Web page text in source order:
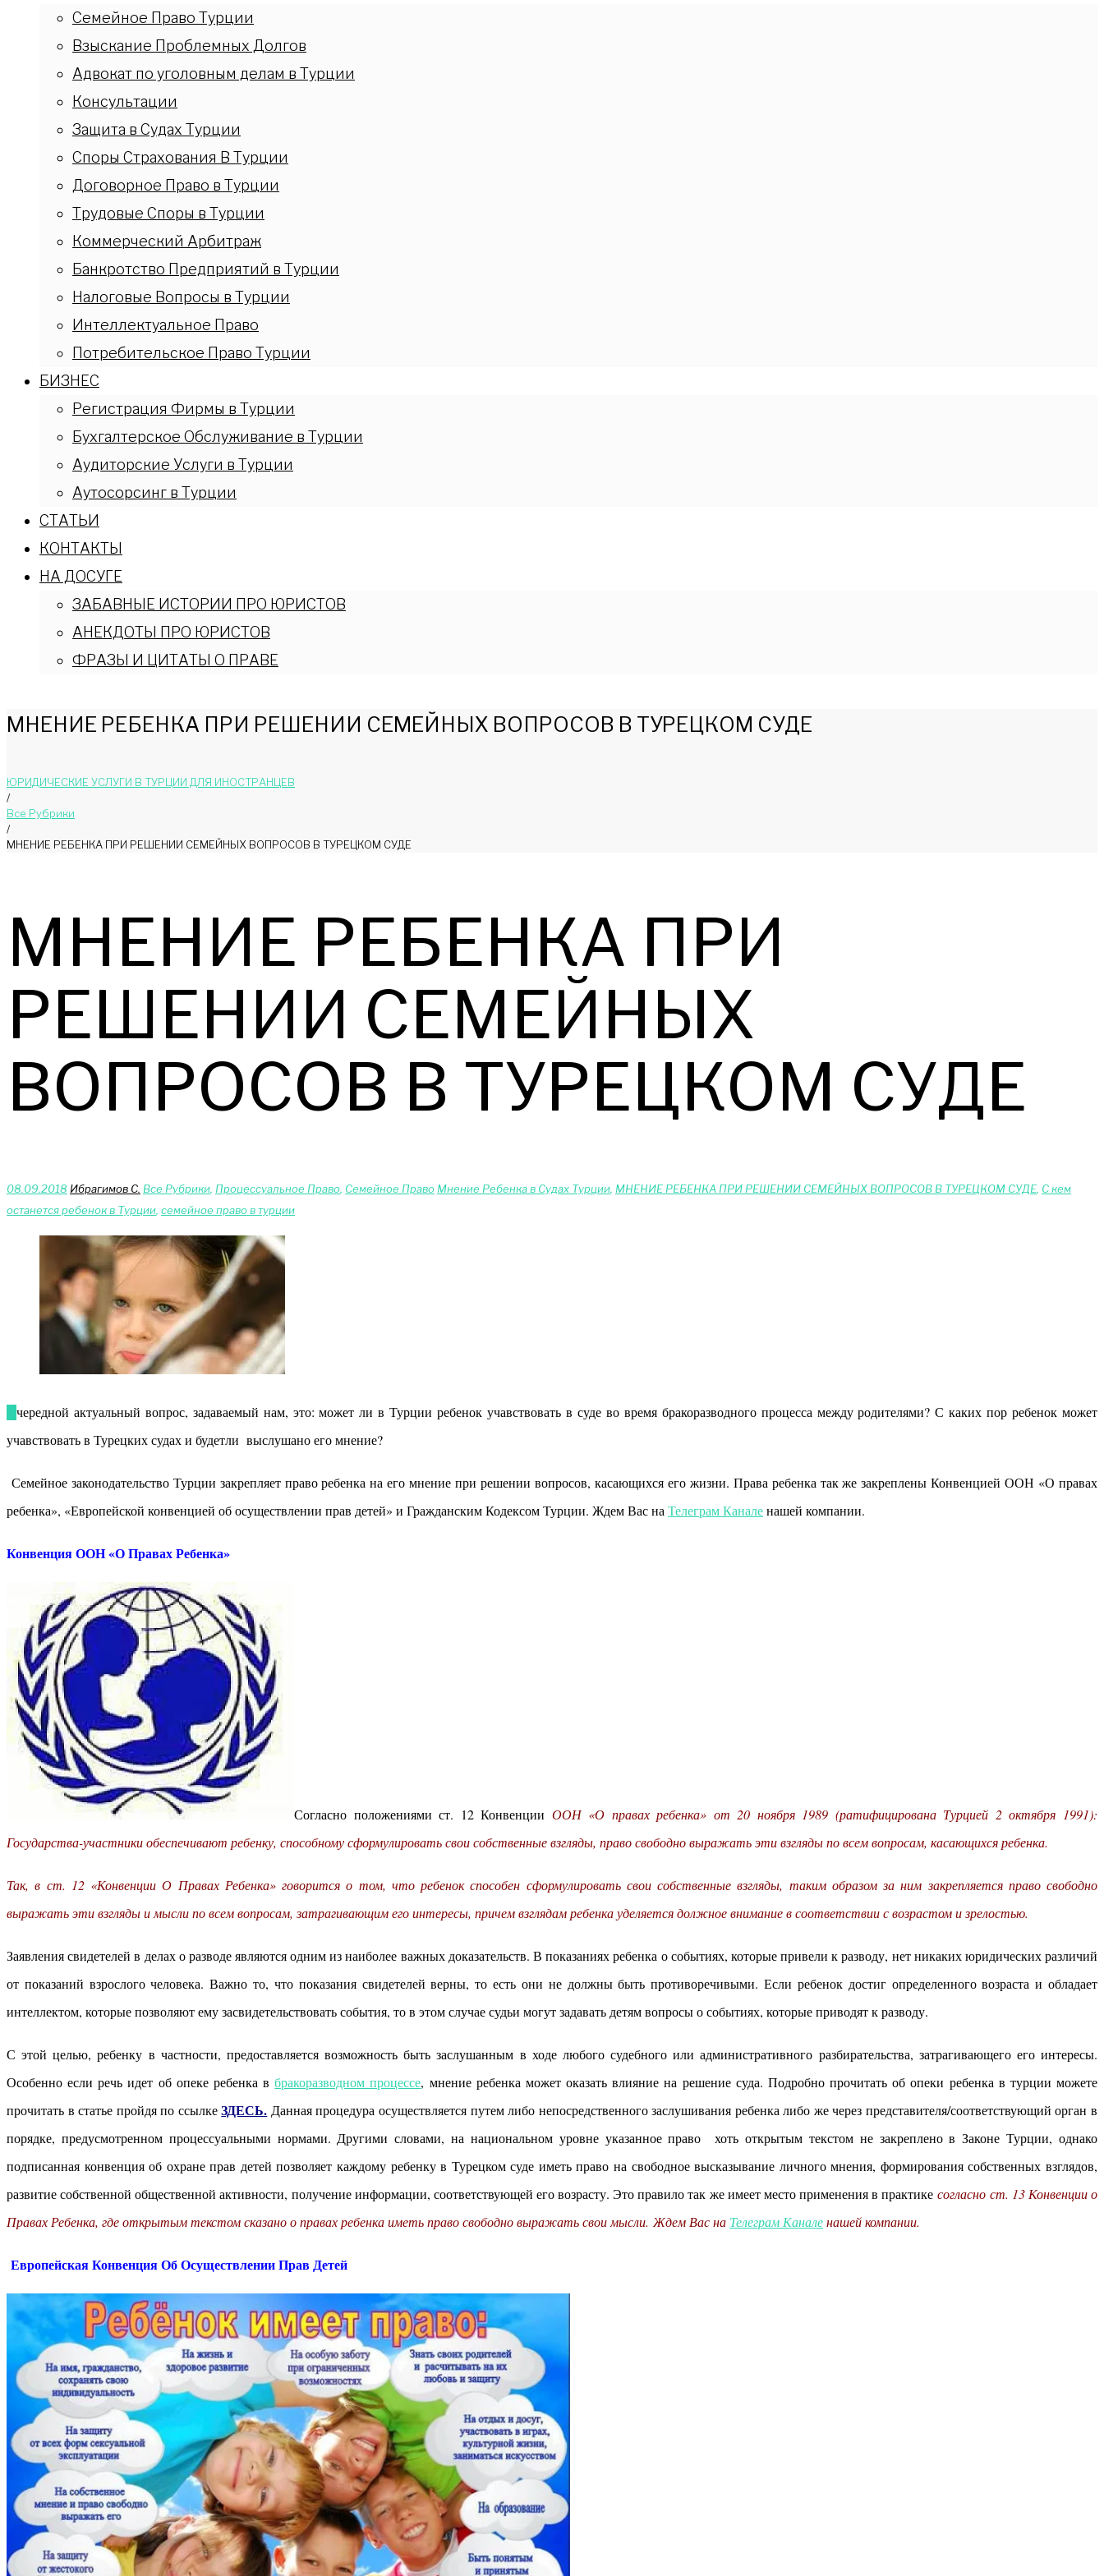
Семейное Право Турции
Взыскание Проблемных Долгов
Адвокат по уголовным делам в Турции
Консультации
Защита в Судах Турции
Споры Страхования В Турции
Договорное Право в Турции
Трудовые Споры в Турции
Коммерческий Арбитраж
Банкротство Предприятий в Турции
Налоговые Вопросы в Турции
Интеллектуальное Право
Потребительское Право Турции
БИЗНЕС
Регистрация Фирмы в Турции
Бухгалтерское Обслуживание в Турции
Аудиторские Услуги в Турции
Аутосорсинг в Турции
СТАТЬИ
КОНТАКТЫ
НА ДОСУГЕ
ЗАБАВНЫЕ ИСТОРИИ ПРО ЮРИСТОВ
АНЕКДОТЫ ПРО ЮРИСТОВ
ФРАЗЫ И ЦИТАТЫ О ПРАВЕ
МНЕНИЕ РЕБЕНКА ПРИ РЕШЕНИИ СЕМЕЙНЫХ ВОПРОСОВ В ТУРЕЦКОМ СУДЕ
ЮРИДИЧЕСКИЕ УСЛУГИ В ТУРЦИИ ДЛЯ ИНОСТРАНЦЕВ
/
Bce Pyбрики
/
МНЕНИЕ РЕБЕНКА ПРИ РЕШЕНИИ СЕМЕЙНЫХ ВОПРОСОВ В ТУРЕЦКОМ СУДЕ
МНЕНИЕ РЕБЕНКА ПРИ
РЕШЕНИИ СЕМЕЙНЫХ
ВОПРОСОВ В ТУРЕЦКОМ СУДЕ
08.09.2018 Ибрагимов С. Bce Pyбрики, Процессуальное Право, Сeмейное ПравоМнение Ребенка в Судах Турции, МНЕНИЕ РЕБЕНКА ПРИ РЕШЕНИИ СЕМЕЙНЫХ ВОПРОСОВ В ТУРЕЦКОМ СУДЕ, С кем
останется ребенок в Турции, семейное право в турции
учавствовать в Турецких судах и будетли выслушано его мнение?
Семейное законодательство Турции закрепляет право ребенка на его мнение при решении вопросов, касающихся его жизни. Права ребенка так же закреплены Конвенцией ООН «О правах
ребенка», «Европейской конвенцией об осуществлении прав детей» и Гражданским Кодексом Турции. Ждем Вас наТелеграм Каналенашей компании.
Конвенция ООН «О Правах Ребенка»
Согласно положениями ст. 12 Конвенции ООН «О правах ребенка» от 20 ноября 1989 (ратифицирована Турцией 2 октября 1991):
Государства-участники обеспечивают ребенку, способному сформулировать свои собственные взгляды, право свободно выражать эти взгляды по всем вопросам, касающихся ребенка.
Так, в ст. 12 «Конвенции О Правах Ребенка» говорится о том, что ребенок способен сформулировать свои собственные взгляды, таким образом за ним закрепляется право свободно
выражать эти взгляды и мысли по всем вопросам, затрагивающим его интересы, причем взглядам ребенка уделяется должное внимание в соответствии с возрастом и зрелостью.
Заявления свидетелей в делах о разводе являются одним из наиболее важных доказательств. В показаниях ребенка о событиях, которые привели к разводу, нет никаких юридических различий
от показаний взрослого человека. Важно то, что показания свидетелей верны, то есть они не должны быть противоречивыми. Если ребенок достиг определенного возраста и обладает
интеллектом, которые позволяют ему засвидетельствовать события, то в этом случае судьи могут задавать детям вопросы о событиях, которые приводят к разводу.
С этой целью, ребенку в частности, предоставляется возможность быть заслушанным в ходе любого судебного или административного разбирательства, затрагивающего его интересы.
Особенно если речь идет об опеке ребенка вбракоразводном процессе, мнение ребенка может оказать влияние на решение суда. Подробно прочитать об опеки ребенка в турции можете
прочитать в статье пройдя по ссылке ЗДЕСЬ. Данная процедура осуществляется путем либо непосредственного заслушивания ребенка либо же через представителя/соответствующий орган в
порядке, предусмотренном процессуальными нормами. Другими словами, на национальном уровне указанное право хоть открытым текстом не закреплено в Законе Турции, однако
подписанная конвенция об охране прав детей позволяет каждому ребенку в Турецком суде иметь право на свободное высказывание личного мнения, формирования собственных взглядов,
развитие собственной общественной активности, получение информации, соответствующей его возрасту. Это правило так же имеет место применения в практикесогласно ст. 13 Конвенции о
Правах Ребенка, где открытым текстом сказано о правах ребенка иметь право свободно выражать свои мысли. Ждем Вас на Телеграм Каналенашей компании.
Европейская Конвенция Об Осуществлении Прав Детей